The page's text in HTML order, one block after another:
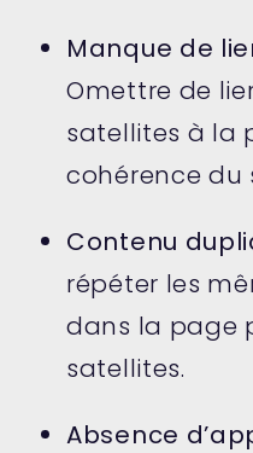
Manque de
Omettre de
satellites à la
cohérence du
Contenu
répéter les
dans la page
satellites.
Absence